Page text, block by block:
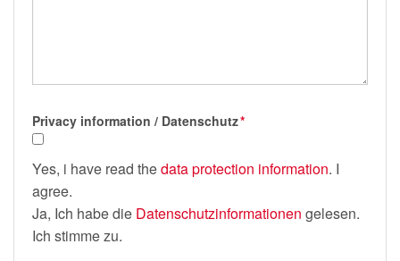
Privacy information / Datenschutz*
Yes, i have read thedata protection information. I
agree.
Ja, Ich habe die Datenschutzinformationen gelesen.
Ich stimme zu.